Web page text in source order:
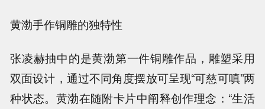
黄渤手作铜雕的独特性
张凌赫抽中的是黄渤第一件铜雕作品，雕塑采用
双面设计，通过不同角度摆放可呈现“可慈可嗔”两
种状态。黄渤在随附卡片中阐释创作理念：“生活